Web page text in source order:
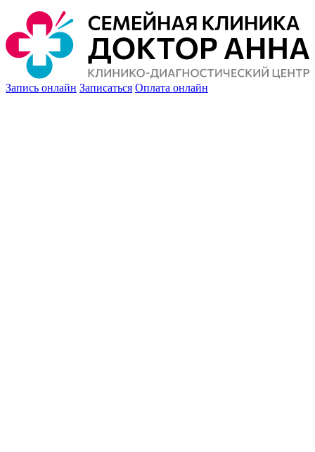
Запись онлайн Записаться Оплата онлайн